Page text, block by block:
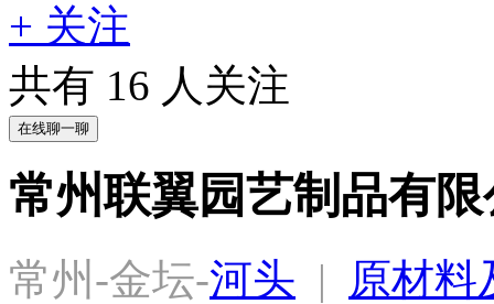
+ 关注
共有 16 人关注
在线聊一聊
常州联翼园艺制品有
常州-金坛-河头 | 原材料